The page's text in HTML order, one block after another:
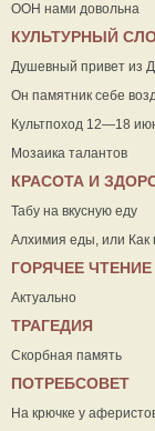
ООН нами довольна
КУЛЬТУРНЫЙ
Душевный привет из
Он памятник себе
Культпоход 12—18
Мозаика талантов
КРАСОТА И
Табу на вкусную еду
Алхимия еды, или Как
ГОРЯЧЕЕ ЧТЕНИЕ
Актуально
ТРАГЕДИЯ
Скорбная память
ПОТРЕБСОВЕТ
На крючке у